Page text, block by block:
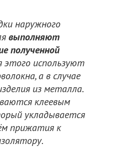
наружного
выполняют
полученной
этого используют
а в случае
из металла.
клеевым
укладывается
прижатия к